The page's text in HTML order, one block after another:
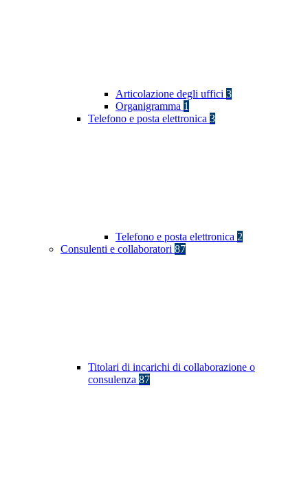
Articolazione degli uffici 3
Organigramma 1
Telefono e posta elettronica 3
Telefono e posta elettronica 2
Consulenti e collaboratori 87
Titolari di incarichi di collaborazione o
consulenza 87